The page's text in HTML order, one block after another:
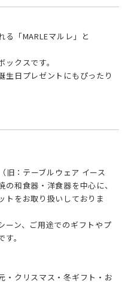
る「MARLEマルレ」と
クスです。
生日プレゼントにもぴったり
旧：テーブルウェア イース
の和食器・洋食器を中心に、
トをお取り扱いしておりま
ーン、ご用途でのギフトやプ
。
・クリスマス・冬ギフト・お